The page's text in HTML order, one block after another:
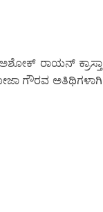
ರಾಯನ್ ಕ್ರಾಸ್ತಾ
ಗೌರವ ಅತಿಥಿಗಳಾಗಿ